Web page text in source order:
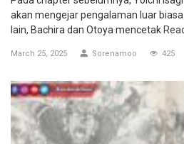
akan mengejar pengalaman luar
lain, Bachira dan Otoya mencetak
March 25, 2025 Sorenamoo 425